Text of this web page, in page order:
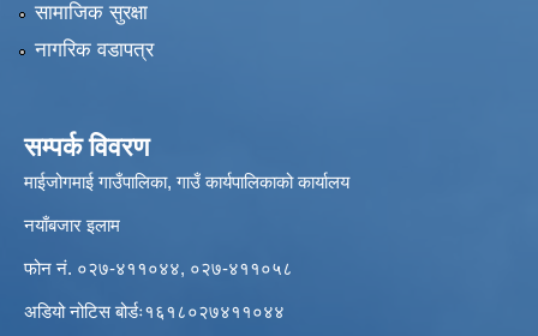
सामाजिक सुरक्षा
नागरिक वडापत्र
सम्पर्क विवरण
माईजोगमाई गाउँपालिका, गाउँ कार्यपालिकाको कार्यालय
नयाँबजार इलाम
फोन नं. ०२७-४११०४४, ०२७-४११०५८
अडियो नोटिस बोर्डः१६१८०२७४११०४४